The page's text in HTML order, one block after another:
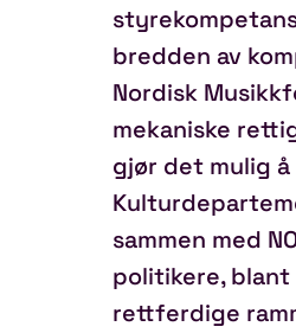
bredden av
Nordisk
mekaniske
gjør det mulig
sammen med
politikere, blant
rettferdige